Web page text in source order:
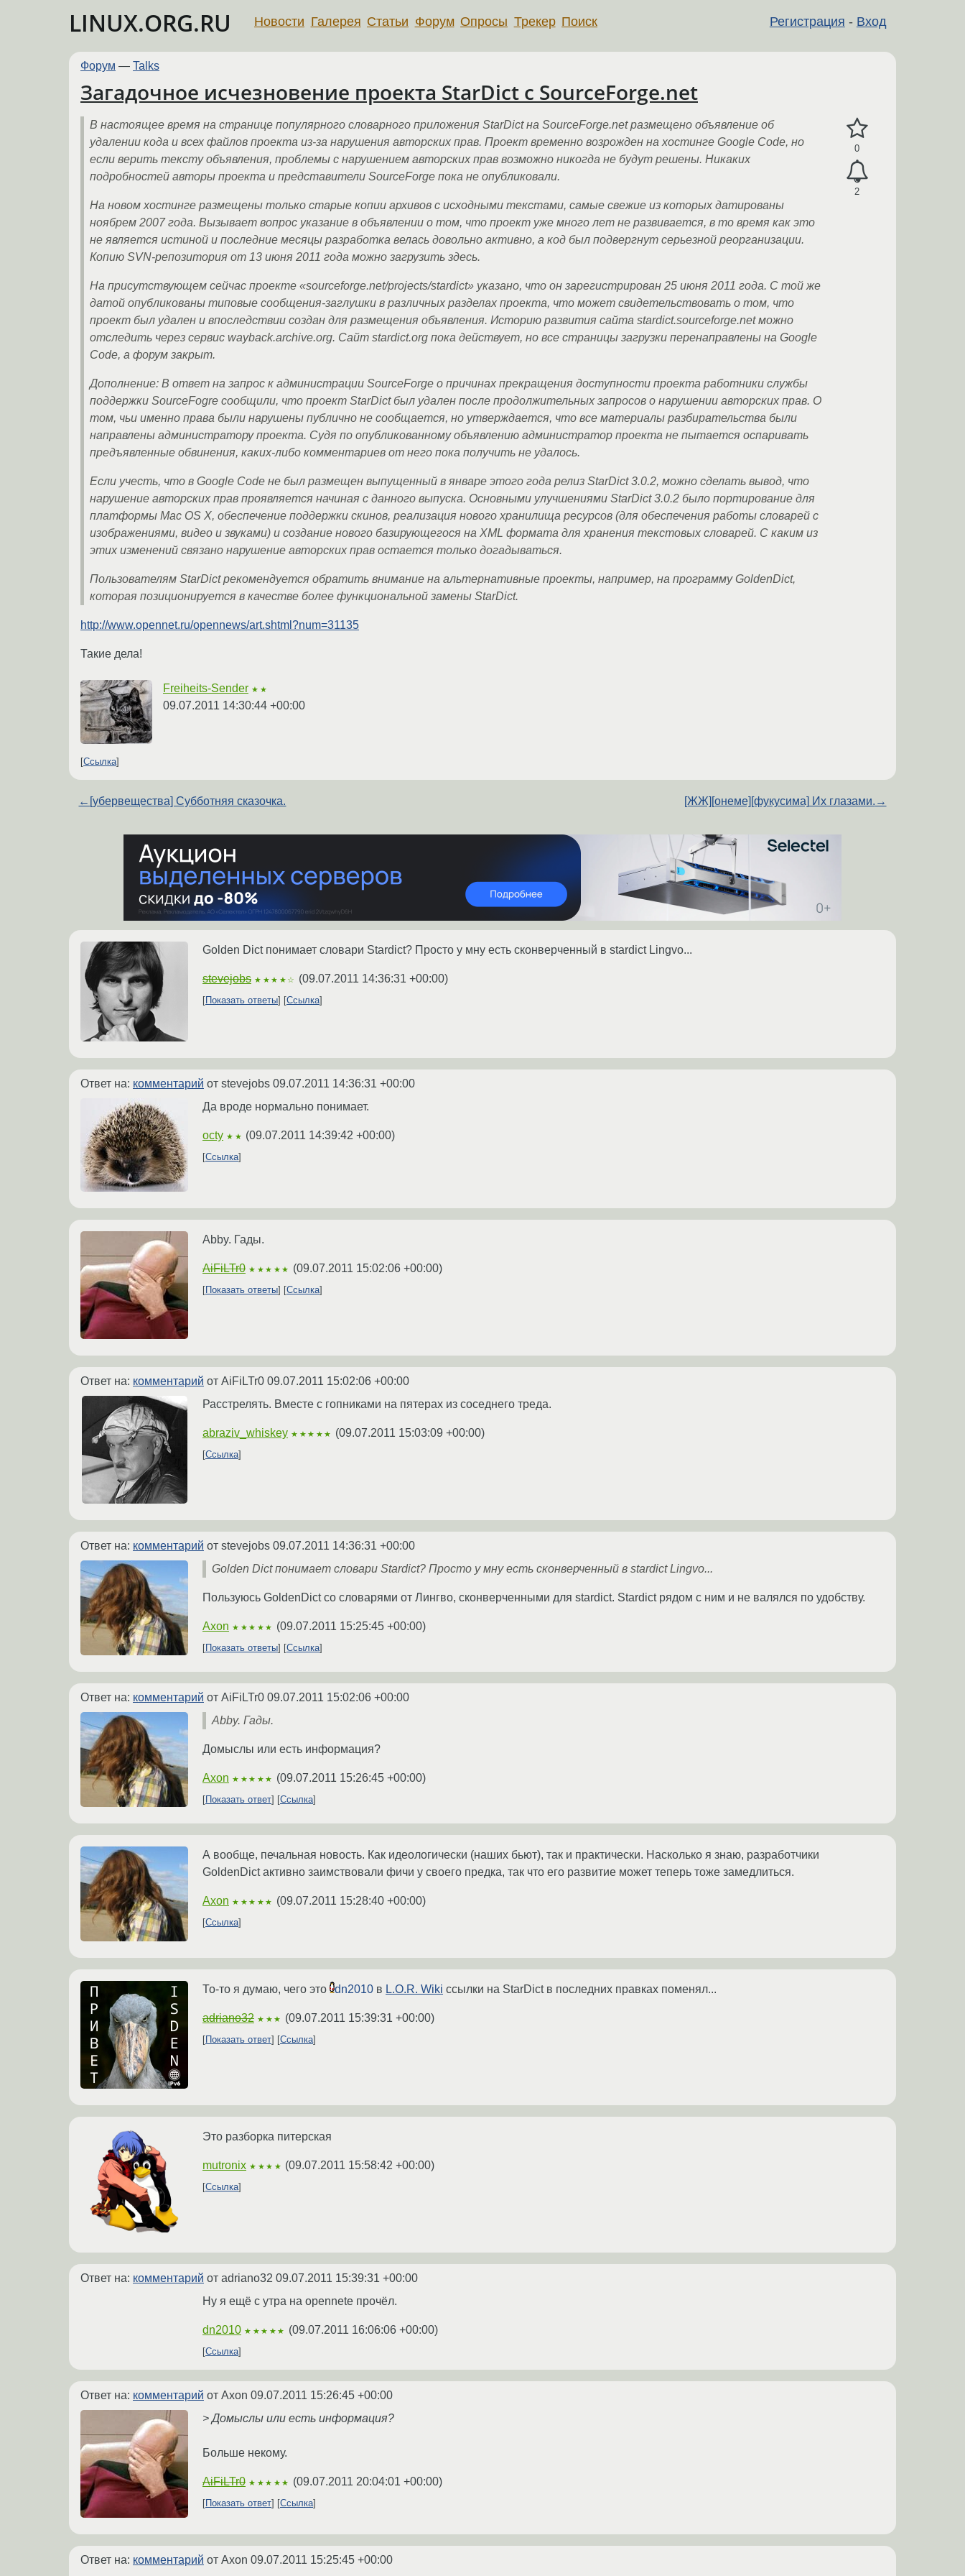
LINUX.ORG.RU Регистрация - Вход
Новости Галерея Статьи Форум Опросы Трекер Поиск
Форум — Talks
Загадочное исчезновение проекта StarDict с SourceForge.net
0
2
В настоящее время на странице популярного словарного приложения StarDict на SourceForge.net размещено объявление об
удалении кода и всех файлов проекта из-за нарушения авторских прав. Проект временно возрожден на хостинге Google Code, но
если верить тексту объявления, проблемы с нарушением авторских прав возможно никогда не будут решены. Никаких
подробностей авторы проекта и представители SourceForge пока не опубликовали.
На новом хостинге размещены только старые копии архивов с исходными текстами, самые свежие из которых датированы
ноябрем 2007 года. Вызывает вопрос указание в объявлении о том, что проект уже много лет не развивается, в то время как это
не является истиной и последние месяцы разработка велась довольно активно, а код был подвергнут серьезной реорганизации.
Копию SVN-репозитория от 13 июня 2011 года можно загрузить здесь.
На присутствующем сейчас проекте «sourceforge.net/projects/stardict» указано, что он зарегистрирован 25 июня 2011 года. С той же
датой опубликованы типовые сообщения-заглушки в различных разделах проекта, что может свидетельствовать о том, что
проект был удален и впоследствии создан для размещения объявления. Историю развития сайта stardict.sourceforge.net можно
отследить через сервис wayback.archive.org. Сайт stardict.org пока действует, но все страницы загрузки перенаправлены на Google
Code, а форум закрыт.
Дополнение: В ответ на запрос к администрации SourceForge о причинах прекращения доступности проекта работники службы
поддержки SourceFogre сообщили, что проект StarDict был удален после продолжительных запросов о нарушении авторских прав. О
том, чьи именно права были нарушены публично не сообщается, но утверждается, что все материалы разбирательства были
направлены администратору проекта. Судя по опубликованному объявлению администратор проекта не пытается оспаривать
предъявленные обвинения, каких-либо комментариев от него пока получить не удалось.
Если учесть, что в Google Code не был размещен выпущенный в январе этого года релиз StarDict 3.0.2, можно сделать вывод, что
нарушение авторских прав проявляется начиная с данного выпуска. Основными улучшениями StarDict 3.0.2 было портирование для
платформы Mac OS X, обеспечение поддержки скинов, реализация нового хранилища ресурсов (для обеспечения работы словарей с
изображениями, видео и звуками) и создание нового базирующегося на XML формата для хранения текстовых словарей. С каким из
этих изменений связано нарушение авторских прав остается только догадываться.
Пользователям StarDict рекомендуется обратить внимание на альтернативные проекты, например, на программу GoldenDict,
которая позиционируется в качестве более функциональной замены StarDict.
http://www.opennet.ru/opennews/art.shtml?num=31135
Такие дела!
Freiheits-Sender ★★
09.07.2011 14:30:44 +00:00
Ссылка
← [убервещества] Субботняя сказочка. [ЖЖ][онеме][фукусима] Их глазами. →
Golden Dict понимает словари Stardict? Просто у мну есть сконверченный в stardict Lingvo...
stevejobs ★★★★☆ (09.07.2011 14:36:31 +00:00)
Показать ответы Ссылка
Ответ на: комментарий от stevejobs 09.07.2011 14:36:31 +00:00
Да вроде нормально понимает.
octy ★★ (09.07.2011 14:39:42 +00:00)
Ссылка
Abby. Гады.
AiFiLTr0 ★★★★★ (09.07.2011 15:02:06 +00:00)
Показать ответы Ссылка
Ответ на: комментарий от AiFiLTr0 09.07.2011 15:02:06 +00:00
Расстрелять. Вместе с гопниками на пятерах из соседнего треда.
abraziv_whiskey ★★★★★ (09.07.2011 15:03:09 +00:00)
Ссылка
Ответ на: комментарий от stevejobs 09.07.2011 14:36:31 +00:00
Golden Dict понимает словари Stardict? Просто у мну есть сконверченный в stardict Lingvo...
Пользуюсь GoldenDict со словарями от Лингво, сконверченными для stardict. Stardict рядом с ним и не валялся по удобству.
Axon ★★★★★ (09.07.2011 15:25:45 +00:00)
Показать ответы Ссылка
Ответ на: комментарий от AiFiLTr0 09.07.2011 15:02:06 +00:00
Abby. Гады.
Домыслы или есть информация?
Axon ★★★★★ (09.07.2011 15:26:45 +00:00)
Показать ответ Ссылка
А вообще, печальная новость. Как идеологически (наших бьют), так и практически. Насколько я знаю, разработчики
GoldenDict активно заимствовали фичи у своего предка, так что его развитие может теперь тоже замедлиться.
Axon ★★★★★ (09.07.2011 15:28:40 +00:00)
Ссылка
То-то я думаю, чего это dn2010 в L.O.R. Wiki ссылки на StarDict в последних правках поменял...
adriano32 ★★★ (09.07.2011 15:39:31 +00:00)
Показать ответ Ссылка
Это разборка питерская
mutronix ★★★★ (09.07.2011 15:58:42 +00:00)
Ссылка
Ответ на: комментарий от adriano32 09.07.2011 15:39:31 +00:00
Ну я ещё с утра на opennetе прочёл.
dn2010 ★★★★★ (09.07.2011 16:06:06 +00:00)
Ссылка
Ответ на: комментарий от Axon 09.07.2011 15:26:45 +00:00
> Домыслы или есть информация?
Больше некому.
AiFiLTr0 ★★★★★ (09.07.2011 20:04:01 +00:00)
Показать ответ Ссылка
Ответ на: комментарий от Axon 09.07.2011 15:25:45 +00:00